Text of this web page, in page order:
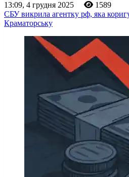
13:09, 4 грудня 2025
1589
СБУ викрила агентку рф, яка
Краматорську